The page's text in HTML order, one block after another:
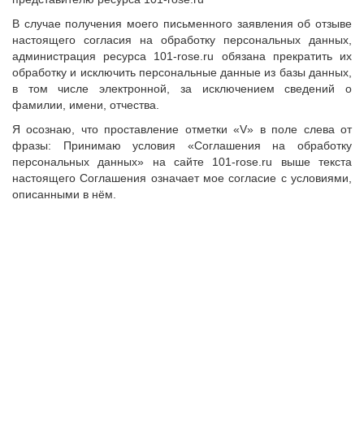
В случае получения моего письменного заявления об отзыве
настоящего согласия на обработку персональных данных,
администрация ресурса 101-rose.ru обязана прекратить их
обработку и исключить персональные данные из базы данных,
в том числе электронной, за исключением сведений о
фамилии, имени, отчества.
Я осознаю, что проставление отметки «V» в поле слева от
фразы: Принимаю условия «Соглашения на обработку
персональных данных» на сайте 101-rose.ru выше текста
настоящего Соглашения означает мое согласие с условиями,
описанными в нём.